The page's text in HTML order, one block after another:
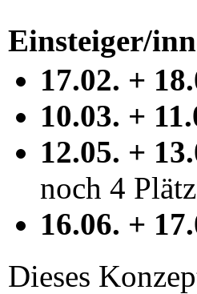
Einsteiger/
17.02. +
10.03. +
12.05. +
noch 4
16.06. +
Dieses